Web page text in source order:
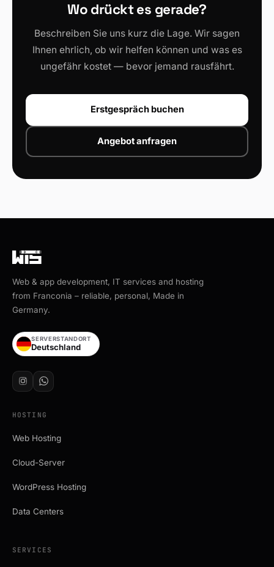
Wo drückt es gerade?
Beschreiben Sie uns kurz die Lage. Wir sagen
Ihnen ehrlich, ob wir helfen können und was es
ungefähr kostet — bevor jemand rausfährt.
Erstgespräch buchen
Angebot anfragen
Web & app development, IT services and hosting
from Franconia – reliable, personal, Made in
Germany.
SERVERSTANDORT
Deutschland
HOSTING
Web Hosting
Cloud-Server
WordPress Hosting
Data Centers
SERVICES